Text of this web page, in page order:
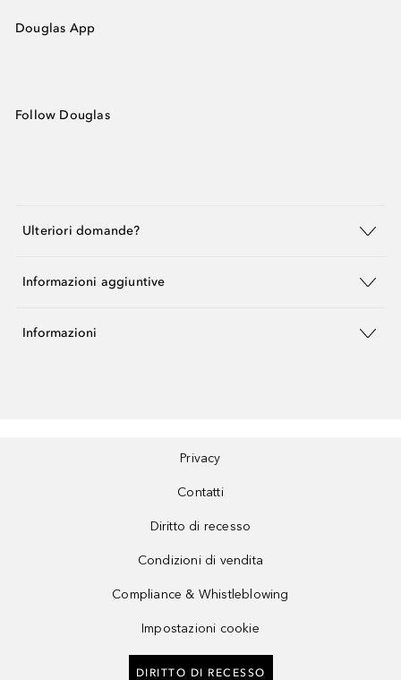
Douglas App
Follow Douglas
Ulteriori domande?
Informazioni aggiuntive
Informazioni
Privacy
Contatti
Diritto di recesso
Condizioni di vendita
Compliance & Whistleblowing
Impostazioni cookie
DIRITTO DI RECESSO